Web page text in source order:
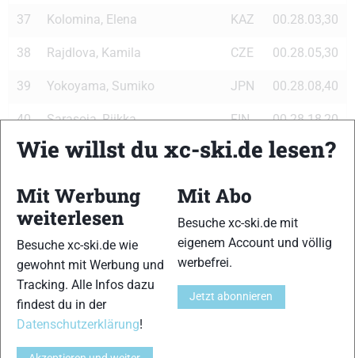
37 Kolomina, Elena KAZ 00.28.03,30
38 Rajdlova, Kamila CZE 00.28.05,30
39 Yokoyama, Sumiko JPN 00.28.08,40
40 Sarasoja, Riikka FIN 00.28.18,20
41 Wigernaes, Ine NOR 00.28.18,80
Rydqvist, Maria SWE
43 Bjoernaas, Kine Beate NOR 00.28.23,30
44 Valbusa, Sabina ITA 00.28.26,40
45 Confortola Wyatt, Antonella ITA 00.28.27,90
46 Aas, Ingvild
Korolik Shablouskaya,
Wie willst du xc-ski.de lesen?
Mit Werbung
weiterlesen
Besuche xc-ski.de wie
gewohnt mit Werbung und
Tracking. Alle Infos dazu
findest du in der
Datenschutzerklärung!
Mit Abo
Besuche xc-ski.de mit
eigenem Account und völlig
werbefrei.
Jetzt abonnieren